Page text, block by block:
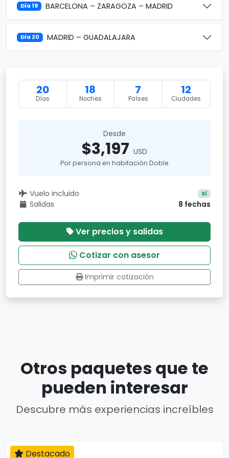
Día 19 BARCELONA – ZARAGOZA – MADRID
Día 20 MADRID – GUADALAJARA
20
Días
18
Noches
7
Países
12
Ciudades
Desde
$3,197 USD
Por persona en habitación Doble
Vuelo incluido Sí
Salidas 8 fechas
Ver precios y salidas
Cotizar con asesor
Imprimir cotización
Otros paquetes que te
pueden interesar
Descubre más experiencias increíbles
Destacado